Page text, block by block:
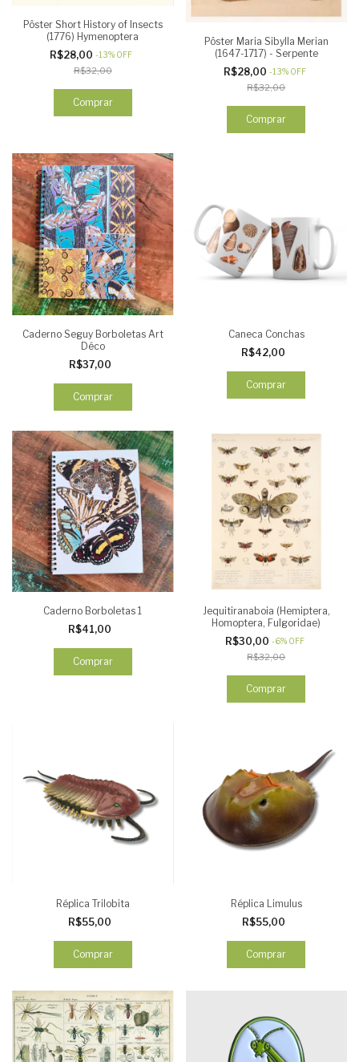
Pôster Short History of Insects
(1776) Hymenoptera
R$28,00-13% OFF
R$32,00
Comprar
Pôster Maria Sibylla Merian
(1647-1717) - Serpente
R$28,00 -13% OFF
R$32,00
Comprar
Caderno Seguy Borboletas Art
Déco
R$37,00
Comprar
Caneca Conchas
R$42,00
Comprar
Caderno Borboletas 1
R$41,00
Comprar
Jequitiranaboia (Hemiptera,
Homoptera, Fulgoridae)
R$30,00 -6% OFF
R$32,00
Comprar
Réplica Trilobita
R$55,00
Réplica Limulus
R$55,00